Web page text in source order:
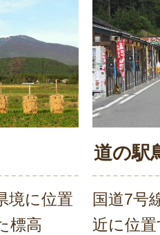
境に位置
標高
道の駅
国道7号
近に位